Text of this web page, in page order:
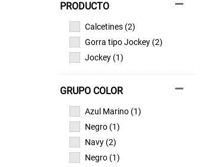
Calcetines (2)
Gorra tipo Jockey (2)
Jockey (1)
GRUPO COLOR
Azul Marino (1)
Negro (1)
Navy (2)
Negro (1)